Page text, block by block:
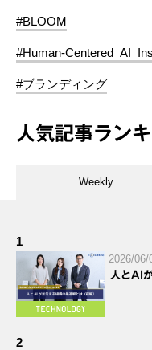
#BLOOM
#Human-
#ブランディング
人気記事ラン
Weekly
1
2026/06/
人とAI
2